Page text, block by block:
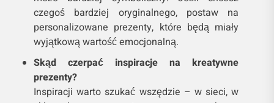
czegoś bardziej oryginalnego, postaw na
personalizowane prezenty, które będą miały
wyjątkową wartość emocjonalną.
Skąd czerpać inspiracje na kreatywne
prezenty?
Inspiracji warto szukać wszędzie – w sieci, w